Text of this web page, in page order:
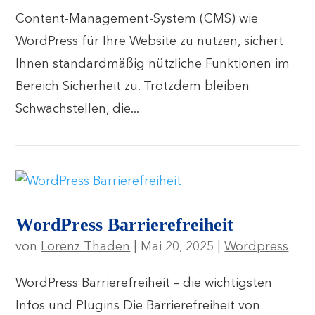
Content-Management-System (CMS) wie
WordPress für Ihre Website zu nutzen, sichert
Ihnen standardmäßig nützliche Funktionen im
Bereich Sicherheit zu. Trotzdem bleiben
Schwachstellen, die...
WordPress Barrierefreiheit
von Lorenz Thaden Mai 20, 2025 |Wordpress
WordPress Barrierefreiheit – die wichtigsten
Infos und Plugins Die Barrierefreiheit von